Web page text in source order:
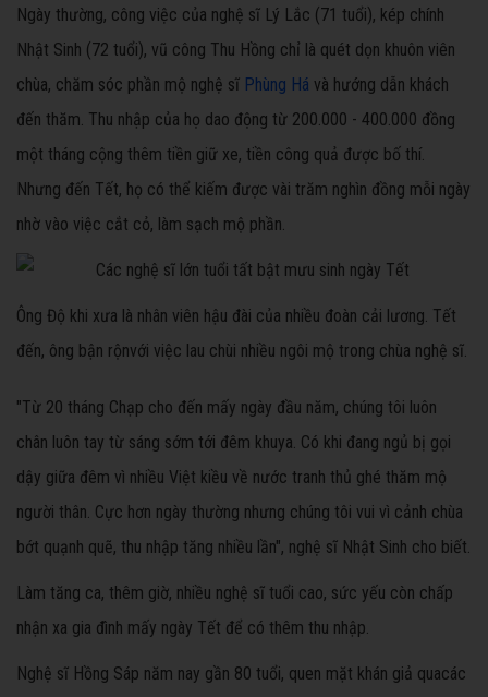
Ngày thường, công việc của nghệ sĩ Lý Lắc (71 tuổi), kép chính
Nhật Sinh (72 tuổi), vũ công Thu Hồng chỉ là quét dọn khuôn viên
chùa, chăm sóc phần mộ nghệ sĩ Phùng Há và hướng dẫn khách
đến thăm. Thu nhập của họ dao động từ 200.000 - 400.000 đồng
một tháng cộng thêm tiền giữ xe, tiền công quả được bố thí.
Nhưng đến Tết, họ có thể kiếm được vài trăm nghìn đồng mỗi ngày
nhờ vào việc cắt cỏ, làm sạch mộ phần.
Ông Độ khi xưa là nhân viên hậu đài của nhiều đoàn cải lương. Tết
đến, ông bận rộnvới việc lau chùi nhiều ngôi mộ trong chùa nghệ sĩ.
"Từ 20 tháng Chạp cho đến mấy ngày đầu năm, chúng tôi luôn
chân luôn tay từ sáng sớm tới đêm khuya. Có khi đang ngủ bị gọi
dậy giữa đêm vì nhiều Việt kiều về nước tranh thủ ghé thăm mộ
người thân. Cực hơn ngày thường nhưng chúng tôi vui vì cảnh chùa
bớt quạnh quẽ, thu nhập tăng nhiều lần", nghệ sĩ Nhật Sinh cho biết.
Làm tăng ca, thêm giờ, nhiều nghệ sĩ tuổi cao, sức yếu còn chấp
nhận xa gia đình mấy ngày Tết để có thêm thu nhập.
Nghệ sĩ Hồng Sáp năm nay gần 80 tuổi, quen mặt khán giả quacác